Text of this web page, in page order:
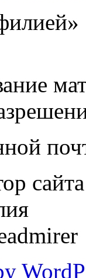
сайта